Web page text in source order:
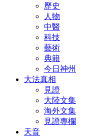
歷史
人物
中醫
科技
藝術
典籍
今日神州
大法真相
見證
大陸文集
海外文集
見證專欄
天音